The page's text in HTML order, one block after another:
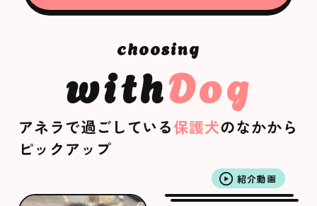
withDog
アネラで過ごしている保護犬のなかから
ピックアップ
紹介動画